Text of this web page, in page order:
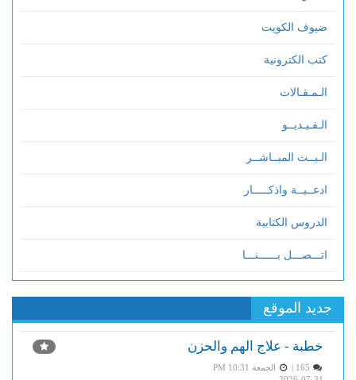
ضيوف الكويت
كتب الكترونية
الـمـقـالات
الـفـيـديــو
الـبــث المبــاشــر
ادعــيــة واذكـــــار
الدروس الكتابية
اتـــصـــل بــــــنـــا
جديد الموقع
خطبة - علاج الهم والحزن
الجمعة PM 10:31